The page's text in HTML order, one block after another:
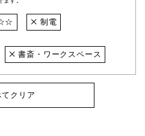
制電
書斎・ワークスペース
てクリア